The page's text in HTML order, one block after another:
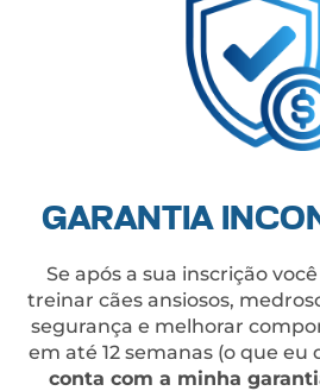
GARANTIA
Se após a sua inscrição
treinar cães ansiosos,
segurança e melhorar
em até 12 semanas (o que eu
conta com a minha